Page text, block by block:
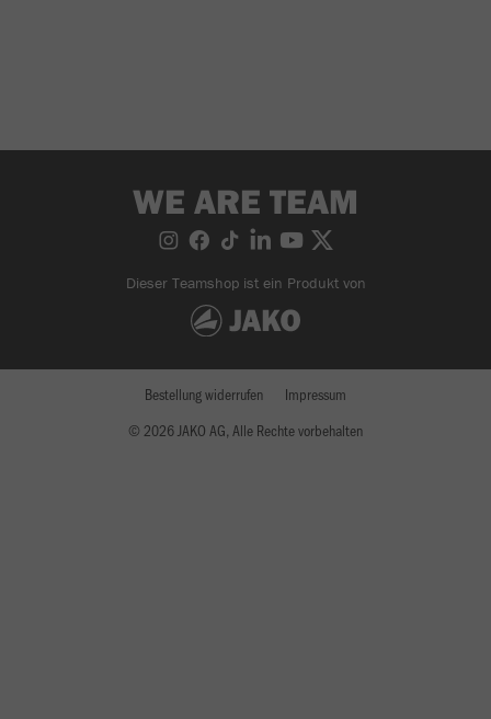
WE ARE TEAM
Dieser Teamshop ist ein Produkt von
© 2026 JAKO AG, Alle Rechte vorbehalten
Bestellung widerrufen Impressum